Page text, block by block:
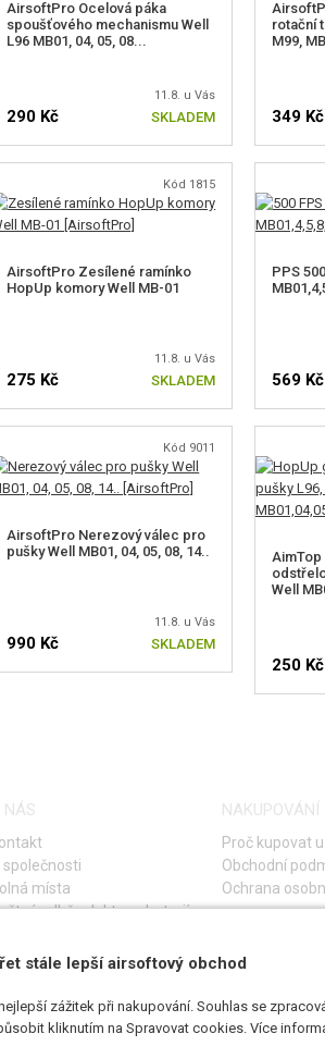
AirsoftPro Ocelová páka
spoušťového mechanismu Well
L96 MB01, 04, 05, 08...
11.8. u Vás
290 Kč SKLADEM
rotační
M99,
349 Kč
Kód 1815
AirsoftPro Zesílené ramínko
HopUp komory Well MB-01
11.8. u Vás
275 Kč SKLADEM
PPS
569 Kč
Kód 9011
AirsoftPro Nerezový válec pro
pušky Well MB01, 04, 05, 08, 14..
11.8. u Vás
990 Kč SKLADEM
Well
250 Kč
NÁS
společnosti
místa
odběr elektro a baterií
NAKUPOVÁNÍ
Proč kupovat
Obchodní
Ochrana
stále lepší airsoftový obchod
zážitek při nakupování. Souhlas se
kliknutím na Spravovat cookies. Více